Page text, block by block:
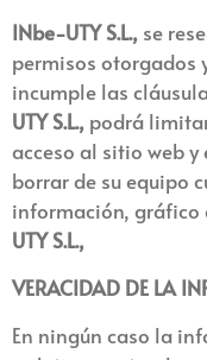
INbe-UTY S.L., se
permisos otorgados
incumple las
UTY S.L., podrá
acceso al sitio web
borrar de su equipo
información, gráfico
UTY S.L.,
VERACIDAD DE LA
En ningún caso la